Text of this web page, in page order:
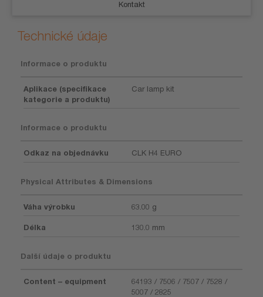
Kontakt
Technické údaje
Informace o produktu
Aplikace (specifikace
kategorie a produktu)
Car lamp kit
Informace o produktu
Odkaz na objednávku CLK H4 EURO
Physical Attributes & Dimensions
Váha výrobku 63.00 g
Délka 130.0 mm
Další údaje o produktu
Content – equipment
64193 / 7506 / 7507 / 7528 /
5007 / 2825